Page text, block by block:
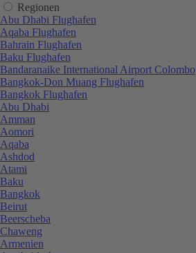
Regionen
Abu Dhabi Flughafen
Aqaba Flughafen
Bahrain Flughafen
Baku Flughafen
Bandaranaike International Airport Colombo
Bangkok-Don Muang Flughafen
Bangkok Flughafen
Abu Dhabi
Amman
Aomori
Aqaba
Ashdod
Atami
Baku
Bangkok
Beirut
Beerscheba
Chaweng
Armenien